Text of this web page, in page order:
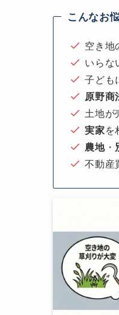
こんなお
空き地
いらな
子ども
原野商
土地が
実家を
農地・
不動産